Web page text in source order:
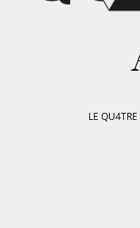
LE QU4TRE